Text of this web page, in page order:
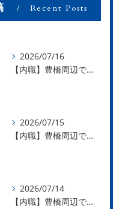
Recent Posts
2026/07/16
【内職】豊橋周辺で内職のお仕事を探している方募集中！【お仕事の内容】
2026/07/15
【内職】豊橋周辺で内職のお仕事を探している方募集中！【急な学級閉鎖も安心】
2026/07/14
【内職】豊橋周辺で内職のお仕事を探している方募集中！【内職さまのお声②】